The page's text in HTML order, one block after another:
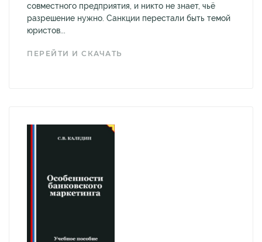
совместного предприятия, и никто не знает, чьё
разрешение нужно. Санкции перестали быть темой
юристов...
ПЕРЕЙТИ И СКАЧАТЬ